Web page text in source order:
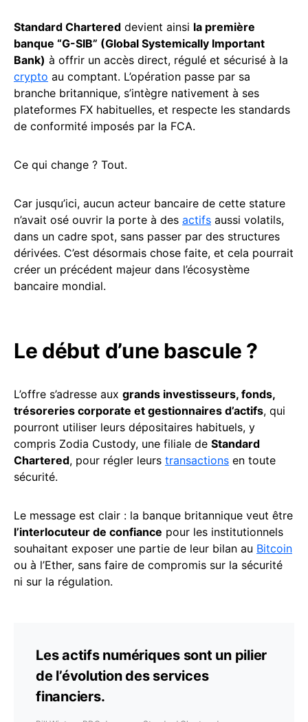
Standard Chartered devient ainsi la première
banque “G-SIB” (Global Systemically Important
Bank) à offrir un accès direct, régulé et sécurisé à la
crypto au comptant. L’opération passe par sa
branche britannique, s’intègre nativement à ses
plateformes FX habituelles, et respecte les standards
de conformité imposés par la FCA.
Ce qui change ? Tout.
Car jusqu’ici, aucun acteur bancaire de cette stature
n’avait osé ouvrir la porte à des actifs aussi volatils,
dans un cadre spot, sans passer par des structures
dérivées. C’est désormais chose faite, et cela pourrait
créer un précédent majeur dans l’écosystème
bancaire mondial.
Le début d’une bascule ?
L’offre s’adresse aux grands investisseurs, fonds,
trésoreries corporate et gestionnaires d’actifs, qui
pourront utiliser leurs dépositaires habituels, y
compris Zodia Custody, une filiale de Standard
Chartered, pour régler leurs transactions en toute
sécurité.
Le message est clair : la banque britannique veut être
l’interlocuteur de confiance pour les institutionnels
souhaitant exposer une partie de leur bilan au Bitcoin
ou à l’Ether, sans faire de compromis sur la sécurité
ni sur la régulation.
Les actifs numériques sont un pilier
de l’évolution des services
financiers.